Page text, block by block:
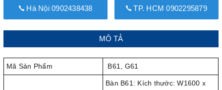
Hà Nội 0902438438 TP. HCM 0902295879
MÔ TẢ
Mã Sản Phẩm B61, G61
Bàn B61: Kích thước: W1600 x